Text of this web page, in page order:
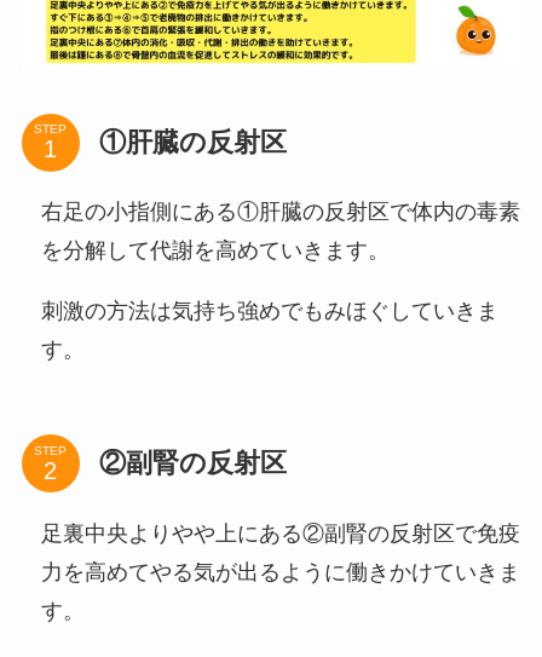
STEP ①肝臓の反射区
右足の小指側にある①肝臓の反射区で体内の毒素
を分解して代謝を高めていきます。
刺激の方法は気持ち強めでもみほぐしていきま
す。
STEP ②副腎の反射区
足裏中央よりやや上にある②副腎の反射区で免疫
力を高めてやる気が出るように働きかけていきま
す。